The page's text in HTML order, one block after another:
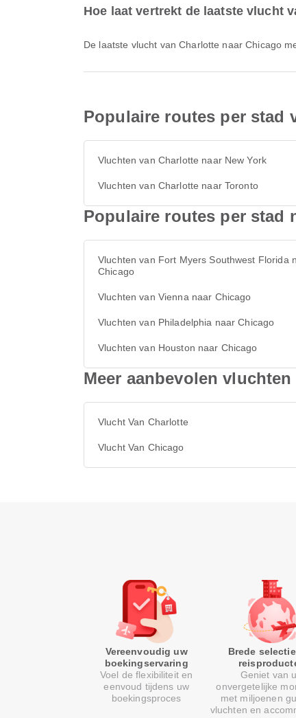
Hoe laat vertrekt de laatste vlucht
De laatste vlucht van Charlotte naar Chicago
Populaire routes per stad
Vluchten van Charlotte naar New York
Vluchten van Charlotte naar Toronto
Populaire routes per stad
Vluchten van Fort Myers Southwest Florida
Chicago
Vluchten van Vienna naar Chicago
Vluchten van Philadelphia naar Chicago
Vluchten van Houston naar Chicago
Meer aanbevolen
Vlucht Van Charlotte
Vlucht Van Chicago
Vereenvoudig uw
boekingservaring
Voel de flexibiliteit en
eenvoud tijdens uw
boekingsproces
Brede
Geniet van
onvergetelijke
met miljoenen
vluchten en